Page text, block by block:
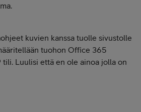
kuvien kanssa tuolle sivustolle
tuohon Office 365
tili. Luulisi että en ole ainoa jolla on